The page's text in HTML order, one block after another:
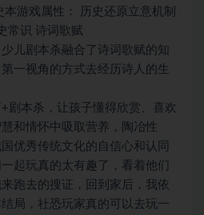
游戏属性： 历史还原立意机制
常识 诗词歌赋
儿剧本杀融合了诗词歌赋的知
一视角的方式去经历诗人的生
剧本杀，让孩子懂得欣赏、喜欢
和情怀中吸取营养，陶冶性
优秀传统文化的自信心和认同
起玩真的太有趣了，看着他们
跑去的搜证，回到家后，我依
局，社恐玩家真的可以去玩一